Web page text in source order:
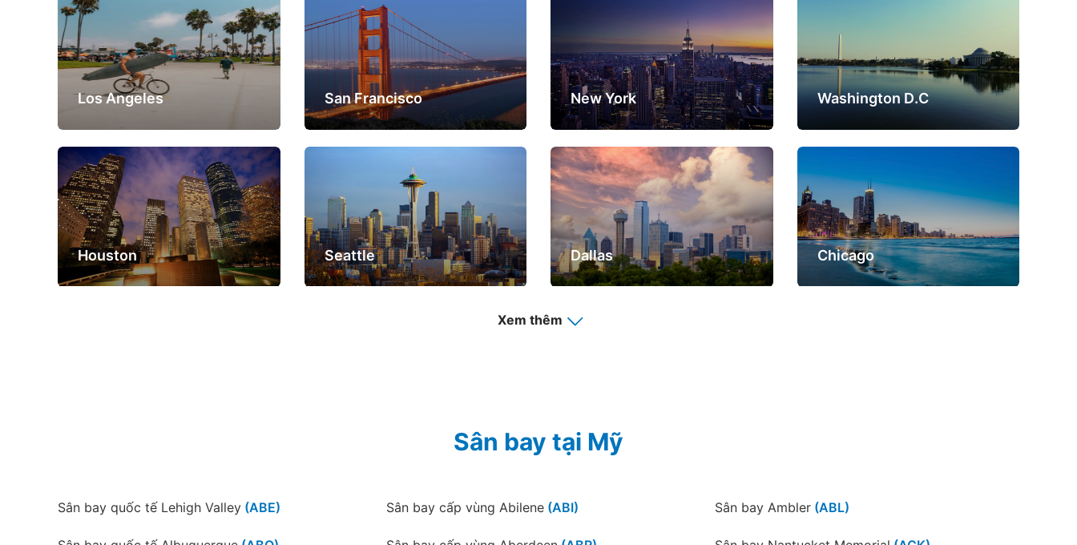
Los Angeles San Francisco New York Washington D.C
Houston Seattle Dallas Chicago
Xem thêm
Sân bay tại Mỹ
Sân bay quốc tế Lehigh Valley (ABE) Sân bay cấp vùng Abilene (ABI) Sân bay Ambler (ABL)